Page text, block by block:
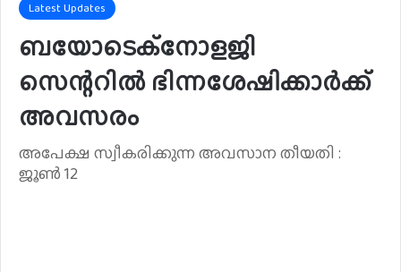
Latest Updates
ബയോടെക്നോളജി
സെന്ററിൽ ഭിന്നശേഷിക്കാർക്ക്
അവസരം
അപേക്ഷ സ്വീകരിക്കുന്ന അവസാന തീയതി :
ജൂൺ 12